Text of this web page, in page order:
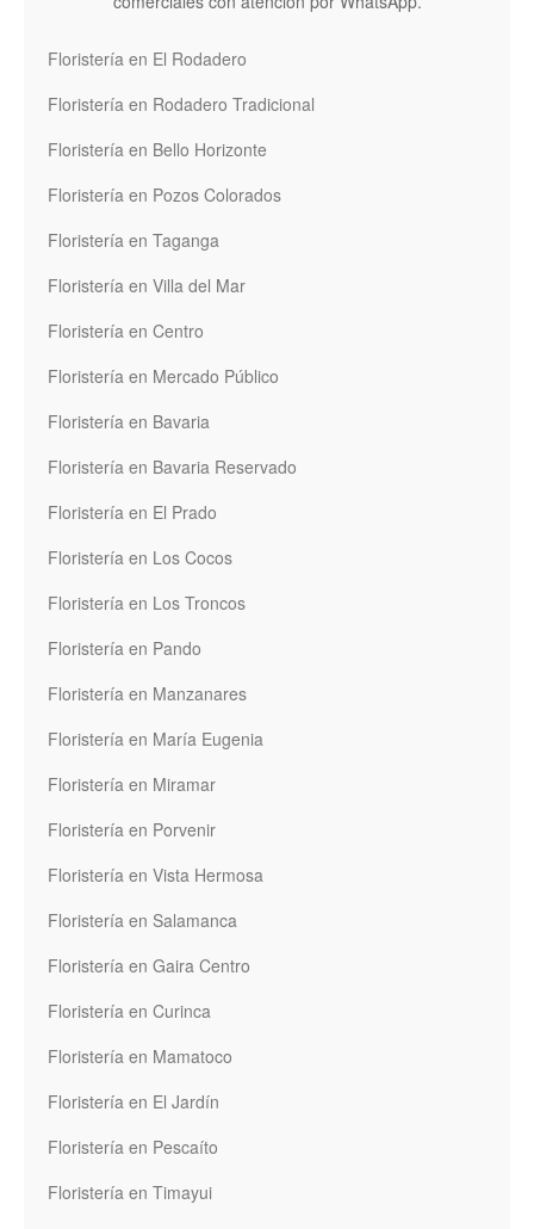
Floristería en El Rodadero
Floristería en Rodadero Tradicional
Floristería en Bello Horizonte
Floristería en Pozos Colorados
Floristería en Taganga
Floristería en Villa del Mar
Floristería en Centro
Floristería en Mercado Público
Floristería en Bavaria
Floristería en Bavaria Reservado
Floristería en El Prado
Floristería en Los Cocos
Floristería en Los Troncos
Floristería en Pando
Floristería en Manzanares
Floristería en María Eugenia
Floristería en Miramar
Floristería en Porvenir
Floristería en Vista Hermosa
Floristería en Salamanca
Floristería en Gaira Centro
Floristería en Curinca
Floristería en Mamatoco
Floristería en El Jardín
Floristería en Pescaíto
Floristería en Timayui